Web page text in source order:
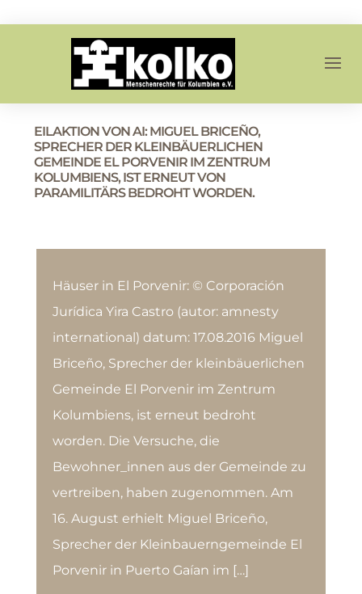
EILAKTION VON AI: MIGUEL BRICEÑO,
SPRECHER DER KLEINBÄUERLICHEN
GEMEINDE EL PORVENIR IM ZENTRUM
KOLUMBIENS, IST ERNEUT VON
PARAMILITÄRS BEDROHT WORDEN.
Häuser in El Porvenir: © Corporación
Jurídica Yira Castro (autor: amnesty
international) datum: 17.08.2016 Miguel
Briceño, Sprecher der kleinbäuerlichen
Gemeinde El Porvenir im Zentrum
Kolumbiens, ist erneut bedroht
worden. Die Versuche, die
Bewohner_innen aus der Gemeinde zu
vertreiben, haben zugenommen. Am
16. August erhielt Miguel Briceño,
Sprecher der Kleinbauerngemeinde El
Porvenir in Puerto Gaían im […]